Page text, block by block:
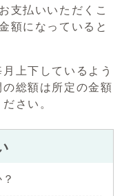
支払いいただくこ
額になっていると
上下しているよう
総額は所定の金額
さい。